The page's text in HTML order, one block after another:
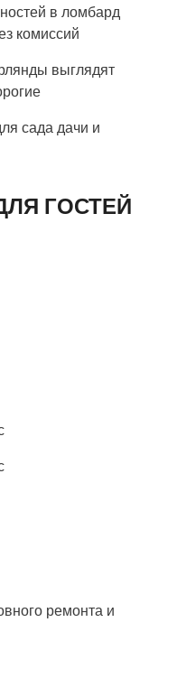
в ломбард
комиссий
выглядят
сада дачи и
ГОСТЕЙ
ремонта и